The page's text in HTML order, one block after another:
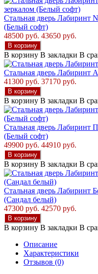
Стальная дверь Лабиринт
(Белый софт)
48500 руб. 43650 руб.
В корзину
В корзину В закладки В
Стальная дверь Лабиринт
41300 руб. 37170 руб.
В корзину
В корзину В закладки В
Стальная дверь Лабиринт
(Белый софт)
49900 руб. 44910 руб.
В корзину
В корзину В закладки В
Стальная дверь Лабиринт
(Сандал белый)
47300 руб. 42570 руб.
В корзину
В корзину В закладки В
Описание
Характеристики
Отзывов (0)